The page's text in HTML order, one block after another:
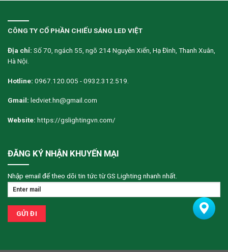
CÔNG TY CỔ PHẦN CHIẾU SÁNG LED VIỆT
Địa chỉ: Số 70, ngách 55, ngõ 214 Nguyễn Xiển, Hạ Đình, Thanh Xuân,
Hà Nội.
Hotline: 0967.120.005 - 0932.312.519.
Gmail: ledviet.hn@gmail.com
Website: https://gslightingvn.com/
ĐĂNG KÝ NHẬN KHUYẾN MẠI
Nhập email để theo dõi tin tức từ GS Lighting nhanh nhất.